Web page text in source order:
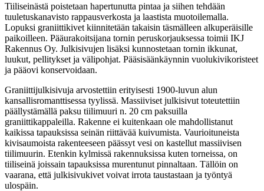
Tiiliseinästä poistetaan hapertunutta pintaa ja siihen tehdään
tuuletuskanavisto rappausverkosta ja laastista muotoilemalla.
Lopuksi graniittikivet kiinnitetään takaisin täsmälleen alkuperäisille
paikoilleen. Pääurakoitsijana tornin peruskorjauksessa toimii IKJ
Rakennus Oy. Julkisivujen lisäksi kunnostetaan tornin ikkunat,
luukut, pellitykset ja välipohjat. Pääsisäänkäynnin vuolukivikoristeet
ja pääovi konservoidaan.
Graniittijulkisivuja arvostettiin erityisesti 1900-luvun alun
kansallisromanttisessa tyylissä. Massiiviset julkisivut toteutettiin
päällystämällä paksu tiilimuuri n. 20 cm paksuilla
graniittikappaleilla. Rakenne ei kuitenkaan ole mahdollistanut
kaikissa tapauksissa seinän riittävää kuivumista. Vaurioituneista
kivisaumoista rakenteeseen päässyt vesi on kastellut massiivisen
tiilimuurin. Etenkin kylmissä rakennuksissa kuten torneissa, on
tiiliseinä joissain tapauksissa murentunut pinnaltaan. Tällöin on
vaarana, että julkisivukivet voivat irrota taustastaan ja työntyä
ulospäin.